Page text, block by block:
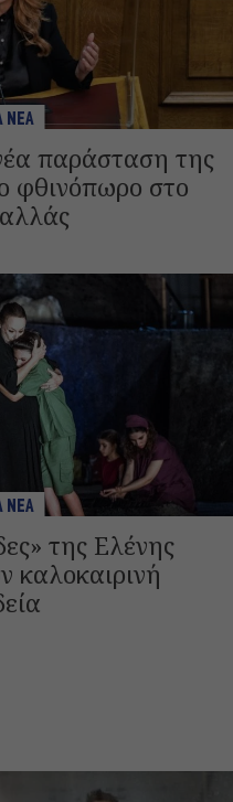
ΝΕΑ
παράσταση της
φθινόπωρο στο
ΝΕΑ
της Ελένης
καλοκαιρινή